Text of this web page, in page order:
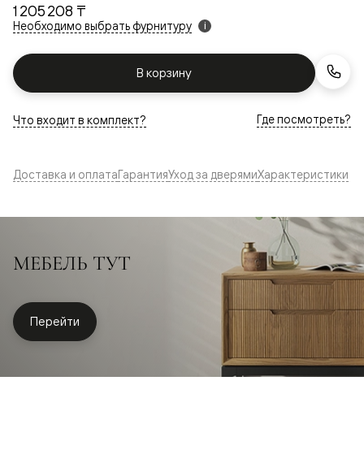
1 205 208 ₸
Необходимо выбрать фурнитуру i
В корзину
Что входит в комплект? Где посмотреть?
Доставка и оплатаГарантияУход за дверямиХарактеристики
МЕБЕЛЬ ТУТ
Перейти